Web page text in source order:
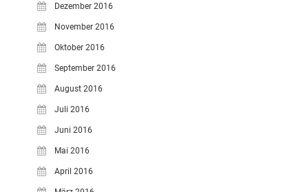
Dezember 2016
November 2016
Oktober 2016
September 2016
August 2016
Juli 2016
Juni 2016
Mai 2016
April 2016